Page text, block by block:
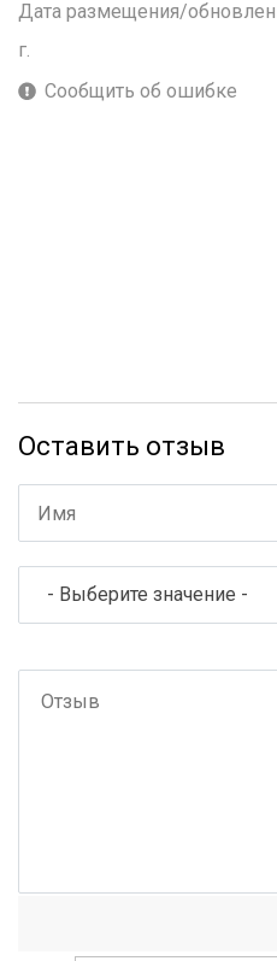
Дата размещения/
г.
Сообщить об ошибке
Оставить отзыв
- Выберите значение -